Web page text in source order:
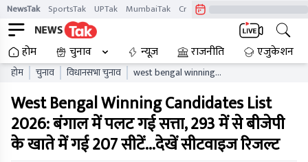
NewsTak SportsTak UPTak MumbaiTak CrimeTak
होम चुनाव न्यूज़ राजनीति एजुकेशन
होम चुनाव विधानसभा चुनाव
west bengal winning
congress seat wise result
West Bengal Winning Candidates List
2026: बंगाल में पलट गई सत्ता, 293 में से बीजेपी
के खाते में गई 207 सीटें...देखें सीटवाइज रिजल्ट